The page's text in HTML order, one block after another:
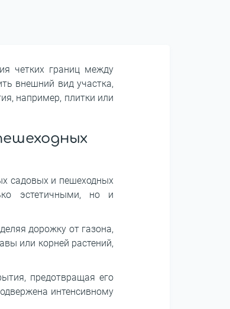
четких границ между
внешний вид участка,
например, плитки или
садовых и пешеходных
эстетичными, но и
дорожку от газона,
или корней растений,
предотвращая его
интенсивному